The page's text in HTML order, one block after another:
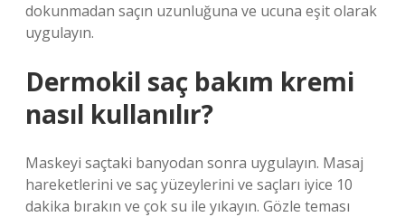
dokunmadan saçın uzunluğuna ve ucuna eşit olarak
uygulayın.
Dermokil saç bakım kremi
nasıl kullanılır?
Maskeyi saçtaki banyodan sonra uygulayın. Masaj
hareketlerini ve saç yüzeylerini ve saçları iyice 10
dakika bırakın ve çok su ile yıkayın. Gözle teması